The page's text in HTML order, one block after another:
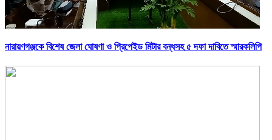
নারায়ণগঞ্জকে বিশেষ জেলা ঘোষণা ও প্রিপেইড মিটার বন্ধসহ ৫ দফা দাবিতে স্মারকলিপি